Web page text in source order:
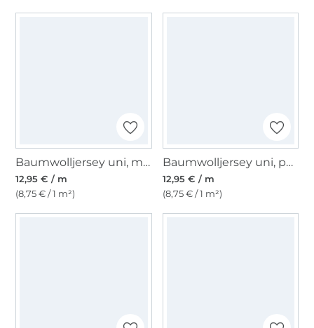
Baumwolljersey uni, marine
12,95 € / m
(8,75 € / 1 m²)
Baumwolljersey uni, petrol
12,95 € / m
(8,75 € / 1 m²)